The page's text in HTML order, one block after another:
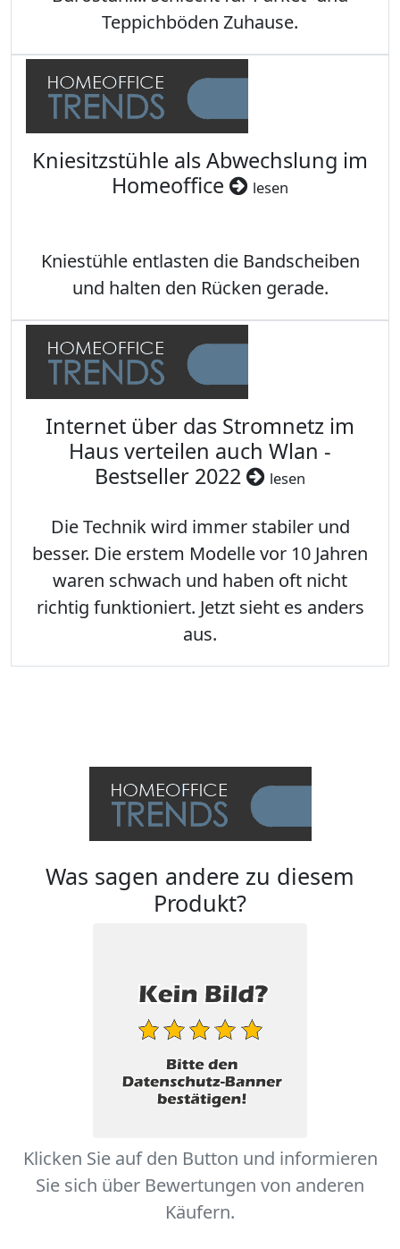
Teppichböden Zuhause.
Kniesitzstühle als Abwechslung im
Homeoffice
lesen
Kniestühle entlasten die Bandscheiben
und halten den Rücken gerade.
Internet über das Stromnetz im
Haus verteilen auch Wlan -
Bestseller 2022
lesen
Die Technik wird immer stabiler und
besser. Die erstem Modelle vor 10 Jahren
waren schwach und haben oft nicht
richtig funktioniert. Jetzt sieht es anders
aus.
Was sagen andere zu diesem
Produkt?
Klicken Sie auf den Button und informieren
Sie sich über Bewertungen von anderen
Käufern.